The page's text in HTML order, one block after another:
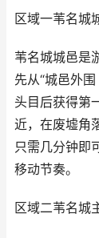
区域一苇名城
苇名城城邑是
先从“城邑外
头目后获得第
近，在废墟角
只需几分钟即
移动节奏。
区域二苇名城